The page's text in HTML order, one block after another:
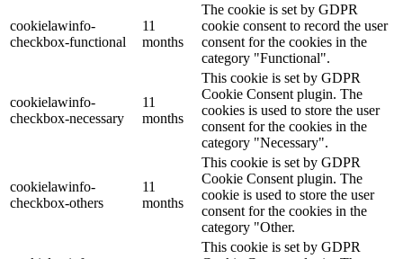
cookielawinfo-
checkbox-functional
11
months
The cookie is set by GDPR
cookie consent to record the user
consent for the cookies in the
category "Functional".
cookielawinfo-
checkbox-necessary
11
months
This cookie is set by GDPR
Cookie Consent plugin. The
cookies is used to store the user
consent for the cookies in the
category "Necessary".
cookielawinfo-
checkbox-others
11
months
This cookie is set by GDPR
Cookie Consent plugin. The
cookie is used to store the user
consent for the cookies in the
category "Other.
This cookie is set by GDPR